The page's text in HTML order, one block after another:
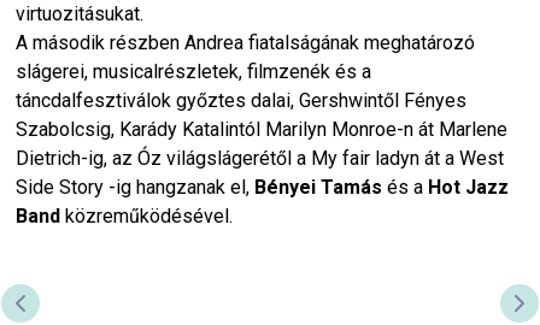
virtuozitásukat.
A második részben Andrea fiatalságának meghatározó
slágerei, musicalrészletek, filmzenék és a
táncdalfesztiválok győztes dalai, Gershwintől Fényes
Szabolcsig, Karády Katalintól Marilyn Monroe-n át Marlene
Dietrich-ig, az Óz világslágerétől a My fair ladyn át a West
Side Story -ig hangzanak el, Bényei Tamásés a Hot Jazz
Band közreműködésével.
ELŐZŐ DIA